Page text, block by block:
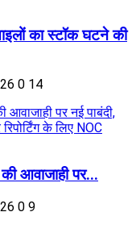
का स्टॉक घटने की
0 14
आवाजाही पर...
0 9